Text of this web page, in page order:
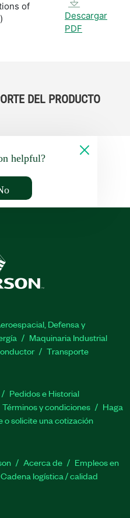
of
Descargar
PDF
DEL PRODUCTO
helpful?
Defensa y
Maquinaria Industrial
Transporte
Pedidos e Historial
Términos y condiciones
Haga
o solicite una cotización
Acerca de
Empleos en
Cadena logística / calidad